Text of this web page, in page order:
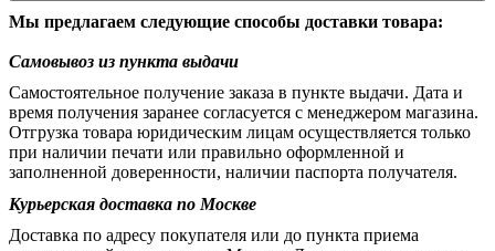
Мы предлагаем следующие способы доставки товара:
Самовывоз из пункта выдачи
Самостоятельное получение заказа в пункте выдачи. Дата и
время получения заранее согласуется с менеджером магазина.
Отгрузка товара юридическим лицам осуществляется только
при наличии печати или правильно оформленной и
заполненной доверенности, наличии паспорта получателя.
Курьерская доставка по Москве
Доставка по адресу покупателя или до пункта приема